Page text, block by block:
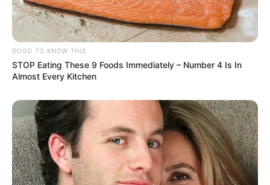
GOOD TO KNOW THIS
STOP Eating These 9 Foods Immediately – Number 4 Is In
Almost Every Kitchen